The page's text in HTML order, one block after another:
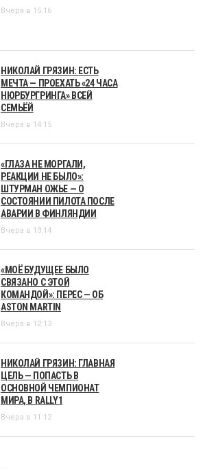
Вчера в 15:16
НИКОЛАЙ ГРЯЗИН: ЕСТЬ
МЕЧТА — ПРОЕХАТЬ «24 ЧАСА
НЮРБУРГРИНГА» ВСЕЙ
СЕМЬЁЙ
Вчера в 14:15
«ГЛАЗА НЕ МОРГАЛИ,
РЕАКЦИИ НЕ БЫЛО»:
ШТУРМАН ОЖЬЕ — О
СОСТОЯНИИ ПИЛОТА ПОСЛЕ
АВАРИИ В ФИНЛЯНДИИ
Вчера в 13:14
«МОЁ БУДУЩЕЕ БЫЛО
СВЯЗАНО С ЭТОЙ
КОМАНДОЙ»: ПЕРЕС — ОБ
ASTON MARTIN
Вчера в 12:13
НИКОЛАЙ ГРЯЗИН: ГЛАВНАЯ
ЦЕЛЬ — ПОПАСТЬ В
ОСНОВНОЙ ЧЕМПИОНАТ
МИРА, В RALLY1
Вчера в 11:12